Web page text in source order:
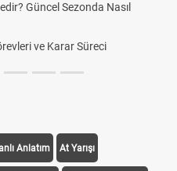
Golü Kuralı Nedir? Hangi
Sonuçları Ne Zaman Açıklanacak
Anlatım At Yarışı